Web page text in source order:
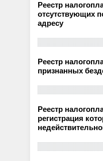
Реестр
отсутствующих
адресу
Реестр
признанных
Реестр
регистрация